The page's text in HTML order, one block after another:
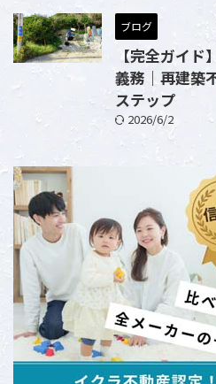
ブログ
【完全ガイ
義務｜再建築
ステップ
2026/6/2